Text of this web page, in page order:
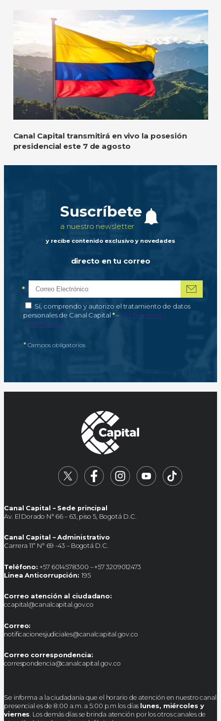
Canal Capital transmitirá en vivo la posesión
presidencial este 7 de agosto
Suscríbete
a nuestro newsletter
y recibe contenido exclusivo y novedades
directo en tu correo
Correo electrónico
*Campo obligatorio
Autorización de tratamiento de datos personales
Sí, comprendo y autorizo el tratamiento de datos
personales de Canal Capital *–Campo obligatorio
Ver Términos y
condiciones
*Campos obligatorios
Canal Capital – Sede principal
Av. El Dorado N° 66 – 63, piso 5, Bogotá D.C.
Canal Capital – Administrativo
Carrera 11ª N° 69 -43 – Bogotá D.C.
Teléfono: +57 6014578300 – +57 3209012473
Linea Anticorrupción: 195
Correo atención al ciudadano:
ccapital@canalcapital.gov.co
Correo:
notificacionesjudiciales@canalcapital.gov.co
Correo correspondencia:
correspondencia@canalcapital.gov.co
Se informa a la ciudadanía que el horario de atención en nuestro canal
presencial es de 8:00 a.m. a 5:00 p.m los días lunes, miércoles y
viernes . Los demás días se brinda atención por los otros canales de